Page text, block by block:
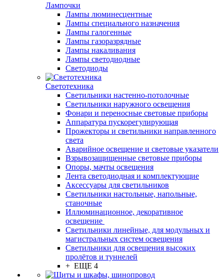
Лампочки
Лампы люминесцентные
Лампы специального назначения
Лампы галогенные
Лампы газоразрядные
Лампы накаливания
Лампы светодиодные
Светодиоды
Светотехника
Светильники настенно-потолочные
Светильники наружного освещения
Фонари и переносные световые приборы
Аппаратура пускорегулирующая
Прожекторы и светильники направленного
света
Аварийное освещение и световые указатели
Взрывозащищенные световые приборы
Опоры, мачты освещения
Лента светодиодная и комплектующие
Аксессуары для светильников
Светильники настольные, напольные,
станочные
Иллюминационное, декоративное
освещение
Светильники линейные, для модульных и
магистральных систем освещения
Светильники для освещения высоких
пролётов и туннелей
+ ЕЩЕ 4